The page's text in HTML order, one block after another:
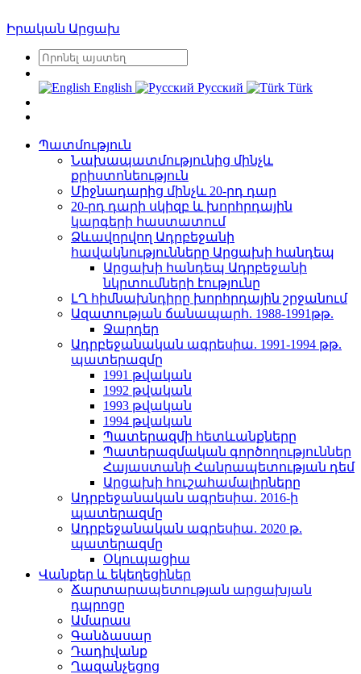
Իրական Արցախ
English Русский Türk
Պատմություն
Նախապատմությունից մինչև
քրիստոնեություն
Միջնադարից մինչև 20-րդ դար
20-րդ դարի սկիզբ և խորհրդային
կարգերի հաստատում
Ձևավորվող Ադրբեջանի
հավակնությունները Արցախի հանդեպ
Արցախի հանդեպ Ադրբեջանի
նկրտումների էությունը
ԼՂ հիմնախնդիրը խորհրդային շրջանում
Ազատության ճանապարհ. 1988-1991թթ.
Ջարդեր
Ադրբեջանական ագրեսիա. 1991-1994 թթ.
պատերազմը
1991 թվական
1992 թվական
1993 թվական
1994 թվական
Պատերազմի հետևանքները
Պատերազմական գործողություններ
Հայաստանի Հանրապետության դեմ
Արցախի հուշահամալիրները
Ադրբեջանական ագրեսիա. 2016-ի
պատերազմը
Ադրբեջանական ագրեսիա. 2020 թ.
պատերազմը
Օկուպացիա
Վանքեր և եկեղեցիներ
Ճարտարապետության արցախյան
դպրոցը
Ամարաս
Գանձասար
Դադիվանք
Ղազանչեցոց